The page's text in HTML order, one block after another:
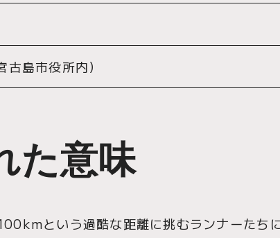
島市役所内）
た意味
という過酷な距離に挑むランナーたち